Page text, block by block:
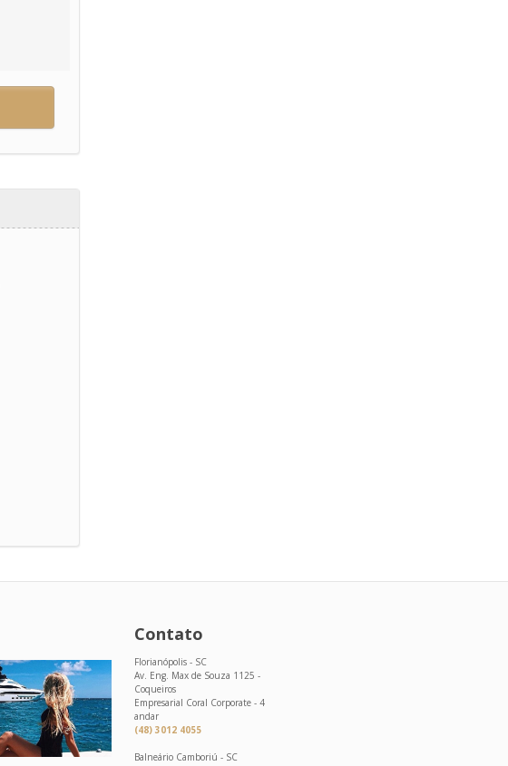
Contato
Florianópolis - SC
Av. Eng. Max de Souza 1125 -
Coqueiros
Empresarial Coral Corporate - 4
andar
(48) 3012 4055
Balneário Camboriú - SC